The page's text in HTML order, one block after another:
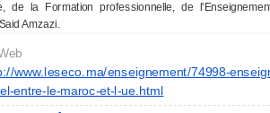
de la Formation professionnelle, de
Amzazi.
www.leseco.ma/enseignement/74998-
entre-le-maroc-et-l-ue.html